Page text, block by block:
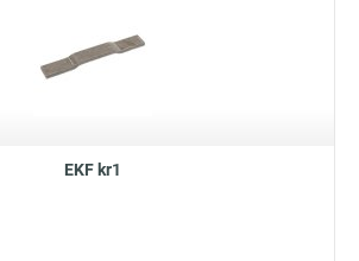
EKF kr1